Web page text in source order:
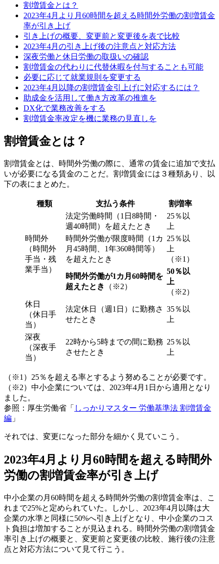
割増賃金とは？
2023年4月より月60時間を超える時間外労働の割増賃金
率が引き上げ
引き上げの概要、変更前と変更後を表で比較
2023年4月の引き上げ後の注意点と対応方法
深夜労働と休日労働の取扱いの確認
割増賃金の代わりに代替休暇を付与することも可能
必要に応じて就業規則を変更する
2023年4月以降の割増賃金引上げに対応するには？
助成金を活用して働き方改革の推進を
DX化で業務改善をする
割増賃金率改定を機に業務の見直しを
割増賃金とは？
割増賃金とは、時間外労働の際に、通常の賃金に追加で支払
いが必要になる賃金のことだ。割増賃金には３種類あり、以
下の表にまとめた。
種類 支払う条件 割増率
時間外
（時間外
手当・残
業手当）
法定労働時間（1日8時間・
週40時間）を超えたとき
25％以
上
時間外労働が限度時間（1カ
月45時間、1年360時間等）
を超えたとき
25％以
上
（※1）
時間外労働が1カ月60時間を
超えたとき
（※2）
50％以
上
（※2）
休日
（休日手
当）
法定休日（週1日）に勤務さ
せたとき
35％以
上
深夜
（深夜手
当）
22時から5時までの間に勤務
させたとき
25％以
上
（※1）25％を超える率とするよう努めることが必要です。
（※2）中小企業については、2023年4月1日から適用となり
ました。
参照：厚生労働省「 しっかりマスター 労働基準法 割増賃金
編 」
それでは、変更になった部分を細かく見ていこう。
2023年4月より月60時間を超える時間外
労働の割増賃金率が引き上げ
中小企業の月60時間を超える時間外労働の割増賃金率は、こ
れまで25%と定められていた。しかし、2023年4月以降は大
企業の水準と同様に50%へ引き上げとなり、中小企業のコス
ト負担は増加することが見込まれる。時間外労働の割増賃金
率引き上げの概要と、変更前と変更後の比較、施行後の注意
点と対応方法について見て行こう。